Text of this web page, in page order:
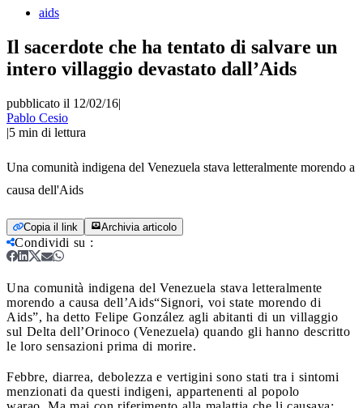
aids
Il sacerdote che ha tentato di salvare un
intero villaggio devastato dall’Aids
pubblicato il 12/02/16|
Pablo Cesio
|5 min di lettura
Una comunità indigena del Venezuela stava letteralmente morendo a
causa dell'Aids
Copia il link Archivia articolo
Condividi su :
Una comunità indigena del Venezuela stava letteralmente
morendo a causa dell’Aids“Signori, voi state morendo di
Aids”, ha detto Felipe González agli abitanti di un villaggio
sul Delta dell’Orinoco (Venezuela) quando gli hanno descritto
le loro sensazioni prima di morire.
Febbre, diarrea, debolezza e vertigini sono stati tra i sintomi
menzionati da questi indigeni, appartenenti al popolo